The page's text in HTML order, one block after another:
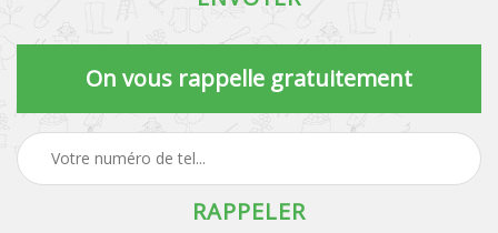
On vous rappelle gratuitement